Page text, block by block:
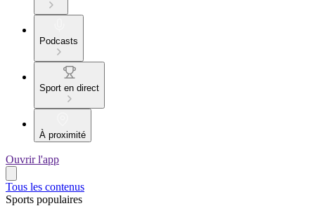
Podcasts
Sport en direct
À proximité
Ouvrir l'app
Tous les contenus
Sports populaires